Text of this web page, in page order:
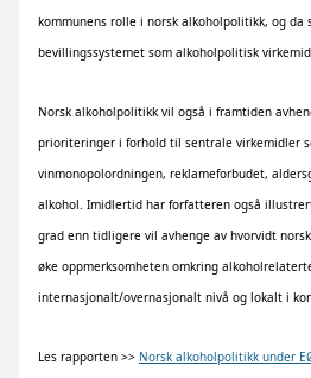
kommunens rolle i norsk alkoholpolitikk, og
bevillingssystemet som alkoholpolitisk
Norsk alkoholpolitikk vil også i framtiden
prioriteringer i forhold til sentrale virkemidler
vinmonopolordningen, reklameforbudet,
alkohol. Imidlertid har forfatteren også
grad enn tidligere vil avhenge av hvorvidt
øke oppmerksomheten omkring
internasjonalt/overnasjonalt nivå og lokalt i
Les rapporten >> Norsk alkoholpolitikk under